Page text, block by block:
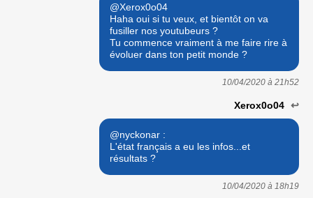
@Xerox0o04
Haha oui si tu veux, et bientôt on va
fusiller nos youtubeurs ?
Tu commence vraiment à me faire rire à
évoluer dans ton petit monde ?
10/04/2020 à 21h52
Xerox0o04 ↩
@nyckonar :
L'état français a eu les infos...et
résultats ?
10/04/2020 à 18h19